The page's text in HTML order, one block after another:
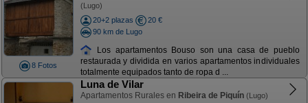
8 Fotos
(Lugo)
20+2 plazas
20 €
90 km de Lugo
Los apartamentos Bouso son una casa de pueblo
restaurada y dividida en varios apartamentos individuales
totalmente equipados tanto de ropa d ...
Luna de Vilar
Apartamentos Rurales en Ribeira de Piquín (Lugo)